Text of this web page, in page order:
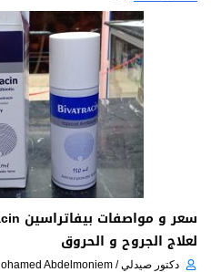
لعلاج الجروح و الحروق
دكتور صيدلي / Mohamed Abdelmoniem